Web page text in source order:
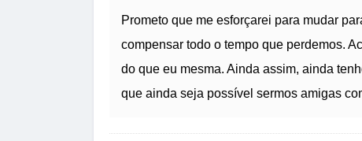
Prometo que me esforçarei para mudar
compensar todo o tempo que perdemos.
do que eu mesma. Ainda assim, ainda
que ainda seja possível sermos amigas